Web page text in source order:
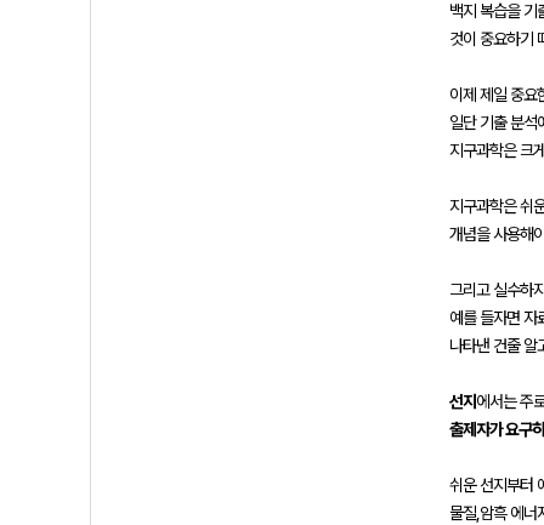
백지 복습을 기
것이 중요하기
이제 제일 중요
일단 기출 분석
지구과학은 크
지구과학은 쉬
개념을 사용해
그리고 실수하
예를 들자면 자
나타낸 건줄 알
선지에서는 주
출제자가 요구
쉬운 선지부터
물질,암흑 에너